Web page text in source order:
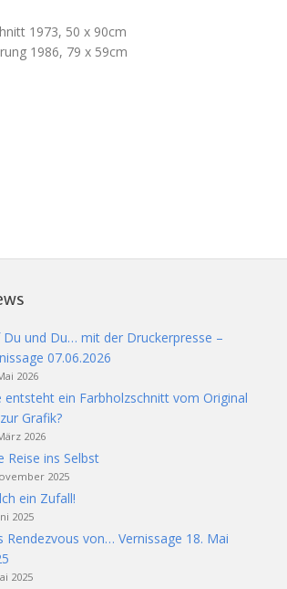
1973, 50 x 90cm
1986, 79 x 59cm
Du und Du… mit der Druckerpresse –
07.06.2026
2026
entsteht ein Farbholzschnitt vom Original
Grafik?
2026
Reise ins Selbst
2025
ein Zufall!
2025
Rendezvous von… Vernissage 18. Mai
2025